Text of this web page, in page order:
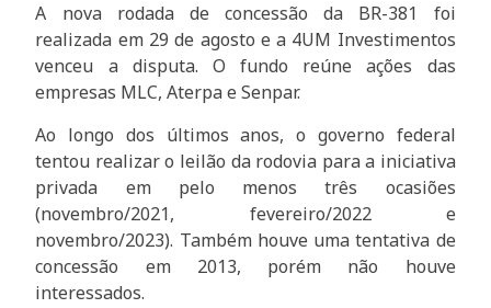
A nova rodada de concessão da BR-381 foi
realizada em 29 de agosto e a 4UM Investimentos
venceu a disputa. O fundo reúne ações das
empresas MLC, Aterpa e Senpar.
Ao longo dos últimos anos, o governo federal
tentou realizar o leilão da rodovia para a iniciativa
privada em pelo menos três ocasiões
(novembro/2021, fevereiro/2022 e
novembro/2023). Também houve uma tentativa de
concessão em 2013, porém não houve
interessados.